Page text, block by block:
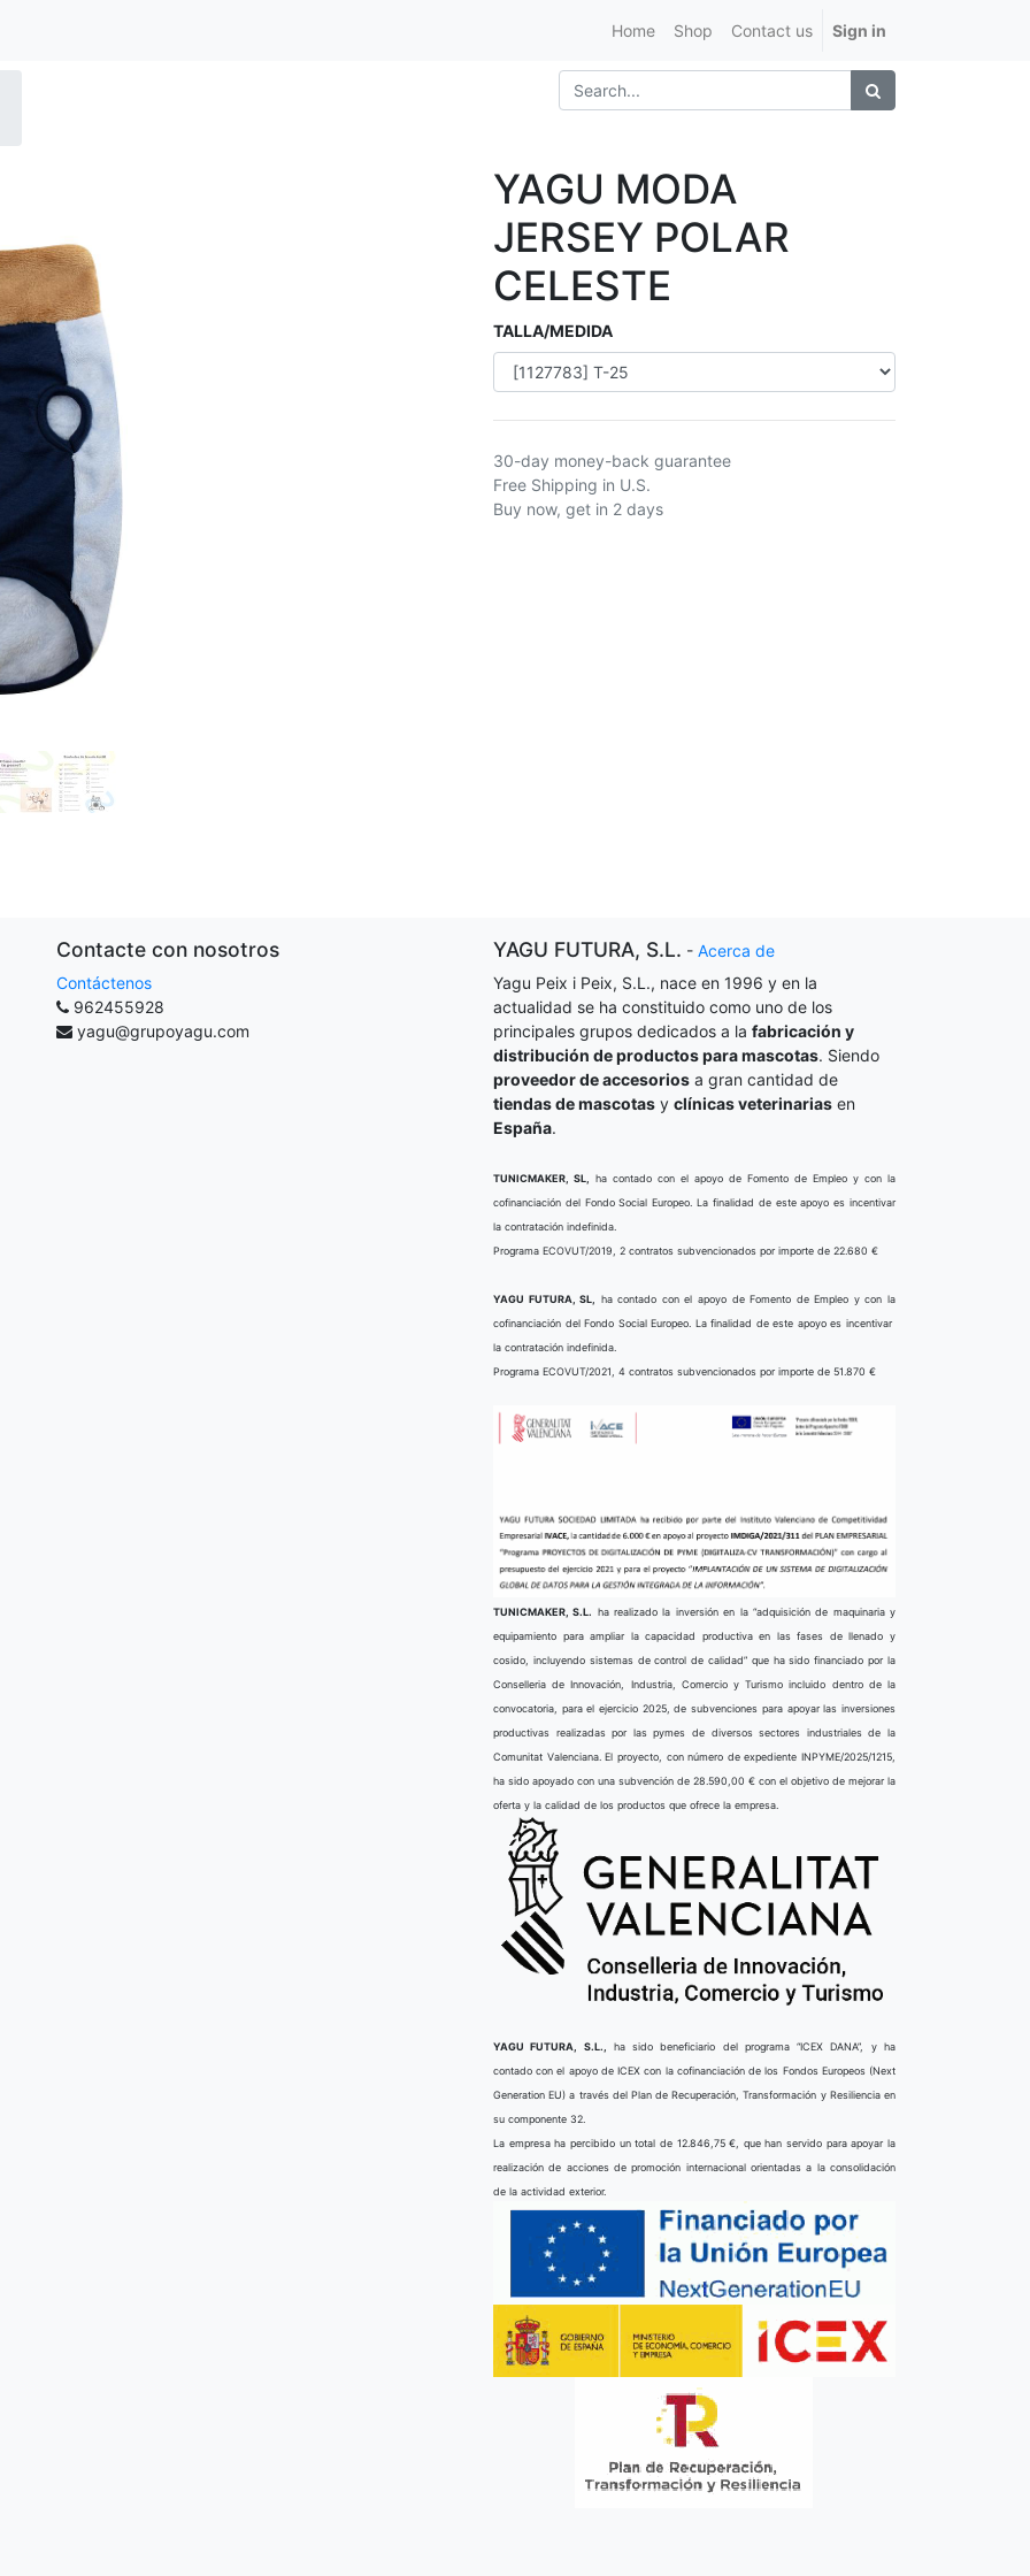
Home Shop Contact us Sign in
YAGU MODA
JERSEY POLAR
CELESTE
TALLA/MEDIDA
30-day money-back guarantee
Free Shipping in U.S.
Buy now, get in 2 days
Contacte con nosotros
Contáctenos
962455928
yagu@grupoyagu.com
YAGU FUTURA, S.L. - Acerca de
Yagu Peix i Peix, S.L., nace en 1996 y en la
actualidad se ha constituido como uno de los
principales grupos dedicados a la fabricación y
distribución de productos para mascotas. Siendo
proveedor de accesorios a gran cantidad de
tiendas de mascotas y clínicas veterinarias en
España.
TUNICMAKER, SL,
ha contado con el apoyo de Fomento de Empleo y con la
cofinanciación del Fondo Social Europeo. La finalidad de este apoyo es incentivar
la contratación indefinida.
Programa ECOVUT/2019, 2 contratos subvencionados por importe de 22.680 €
YAGU FUTURA, SL,
ha contado con el apoyo de Fomento de Empleo y con la
cofinanciación del Fondo Social Europeo. La finalidad de este apoyo es incentivar
la contratación indefinida.
Programa ECOVUT/2021, 4 contratos subvencionados por importe de 51.870 €
TUNICMAKER, S.L. ha realizado la inversión en la “adquisición de maquinaria y
equipamiento para ampliar la capacidad productiva en las fases de llenado y
cosido, incluyendo sistemas de control de calidad” que ha sido financiado por la
Conselleria de Innovación, Industria, Comercio y Turismo incluido dentro de la
convocatoria, para el ejercicio 2025, de subvenciones para apoyar las inversiones
productivas realizadas por las pymes de diversos sectores industriales de la
Comunitat Valenciana. El proyecto, con número de expediente INPYME/2025/1215,
ha sido apoyado con una subvención de 28.590,00 € con el objetivo de mejorar la
oferta y la calidad de los productos que ofrece la empresa.
YAGU FUTURA, S.L.,
ha sido beneficiario del programa “ICEX DANA”, y ha
contado con el apoyo de ICEX con la cofinanciación de los Fondos Europeos (Next
Generation EU) a través del Plan de Recuperación, Transformación y Resiliencia en
su componente 32.
La empresa ha percibido un total de 12.846,75 €, que han servido para apoyar la
realización de acciones de promoción internacional orientadas a la consolidación
de la actividad exterior.